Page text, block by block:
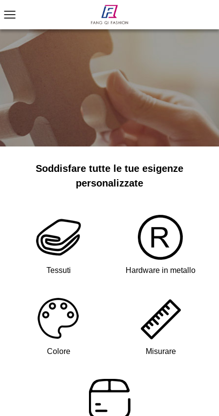
Soddisfare tutte le tue esigenze
personalizzate
Tessuti Hardware in metallo
Colore Misurare